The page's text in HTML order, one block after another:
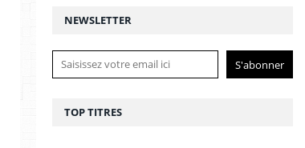
NEWSLETTER
TOP TITRES